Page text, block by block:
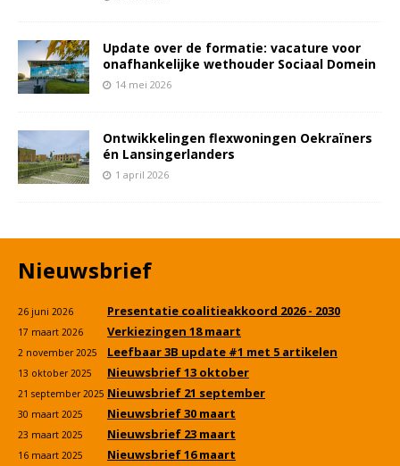
Update over de formatie: vacature voor
onafhankelijke wethouder Sociaal Domein
14 mei 2026
Ontwikkelingen flexwoningen Oekraïners
én Lansingerlanders
1 april 2026
Nieuwsbrief
26 juni 2026 Presentatie coalitieakkoord 2026 - 2030
17 maart 2026 Verkiezingen 18 maart
2 november 2025 Leefbaar 3B update #1 met 5 artikelen
13 oktober 2025 Nieuwsbrief 13 oktober
21 september 2025 Nieuwsbrief 21 september
30 maart 2025 Nieuwsbrief 30 maart
23 maart 2025 Nieuwsbrief 23 maart
16 maart 2025 Nieuwsbrief 16 maart